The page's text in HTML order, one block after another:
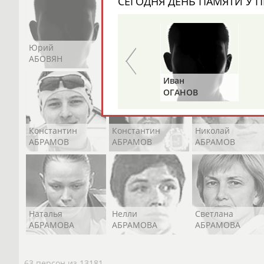
Юрий
АБОВЯН
Никита
АБОЗОВИК
Виктор
АБОИМОВ
Константин
АБРАМОВ
Константин
АБРАМОВ
Николай
АБРАМОВ
Наталья
АБРАМОВА
Нелли
АБРАМОВА
Светлана
АБРАМОВА
Альгирдас
ЛАУРИТЕНАС
Иван
ОГАНОВ